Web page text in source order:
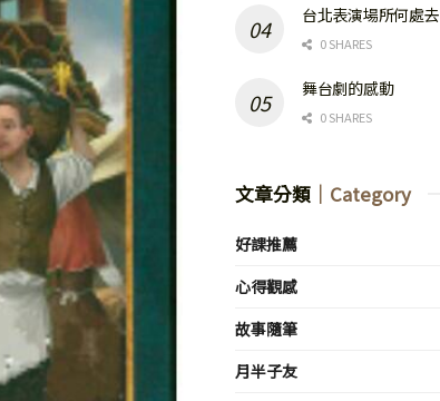
台北表演場所何處
0 SHARES
舞台劇的感動
0 SHARES
文章分類 ｜Category
好課推薦
心得觀感
故事隨筆
月半子友